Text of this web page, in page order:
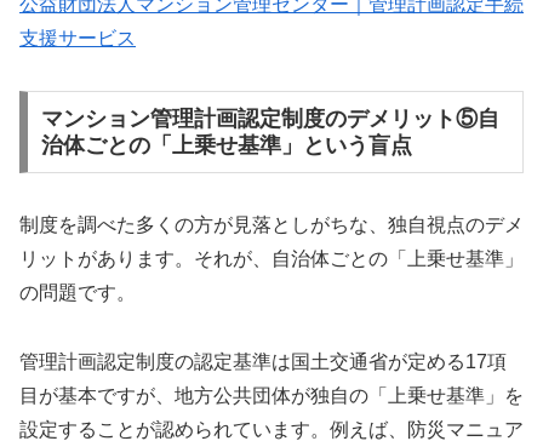
公益財団法人マンション管理センター｜管理計画認定手続
支援サービス
マンション管理計画認定制度のデメリット⑤自
治体ごとの「上乗せ基準」という盲点
制度を調べた多くの方が見落としがちな、独自視点のデメ
リットがあります。それが、自治体ごとの「上乗せ基準」
の問題です。
管理計画認定制度の認定基準は国土交通省が定める17項
目が基本ですが、地方公共団体が独自の「上乗せ基準」を
設定することが認められています。例えば、防災マニュア